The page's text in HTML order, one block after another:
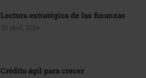
Lectura estratégica de las finanzas
30 abril, 2026
Crédito ágil para crecer